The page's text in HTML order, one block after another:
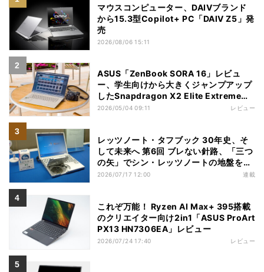
マウスコンピューター、DAIVブランド
から15.3型Copilot+ PC「DAIV Z5」発
売
2026/08/06 15:11
ASUS「ZenBook SORA 16」レビュ
ー、学生向けから大きくジャンプアップ
したSnapdragon X2 Elite Extremeノ
ートPC
2026/05/04 09:11 レビュー
レッツノート・タフブック 30年史、そ
して未来へ 第6回 ブレない針路、「三つ
の矢」でシン・レッツノートの地盤を築
く
2026/07/17 12:00 連載
これぞ万能！ Ryzen AI Max+ 395搭載
のクリエイター向け2in1「ASUS ProArt
PX13 HN7306EA」レビュー
2026/07/24 17:40 レビュー